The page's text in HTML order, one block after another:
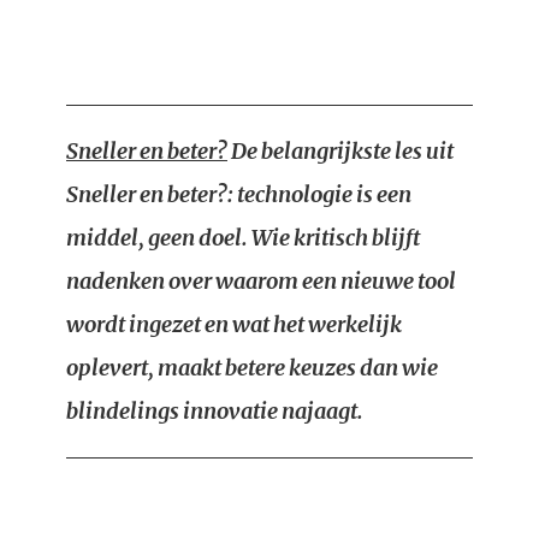
Sneller en beter?De belangrijkste les uit
Sneller en beter?: technologie is een
middel, geen doel. Wie kritisch blijft
nadenken over waarom een nieuwe tool
wordt ingezet en wat het werkelijk
oplevert, maakt betere keuzes dan wie
blindelings innovatie najaagt.